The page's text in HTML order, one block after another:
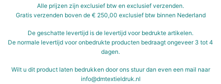
Alle prijzen zijn exclusief btw en exclusief verzenden.
Gratis verzenden boven de € 250,00 exclusief btw binnen Nederland
De geschatte levertijd is de levertijd voor bedrukte artikelen.
De normale levertijd voor onbedrukte producten bedraagt ongeveer 3 tot 4
dagen.
Wilt u dit product laten bedrukken door ons stuur dan even een mail naar
info@dmtextieldruk.nl